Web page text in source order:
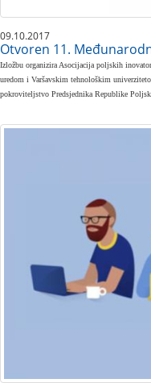
09.10.2017
Otvoren 11.
Izložbu organizira Asocijacija poljskih
uredom i Varšavskim tehnološkim
pokroviteljstvo Predsjednika Republike